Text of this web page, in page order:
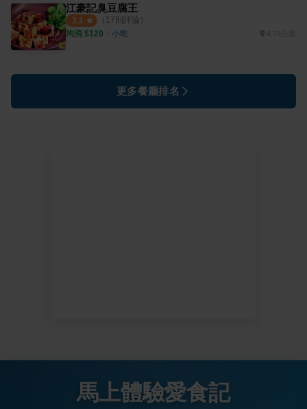
江豪記臭豆腐王
3.1 （ 17則評論）
均消 $120 ・ 小吃 4.76公里
更多餐廳排名
馬上體驗愛食記